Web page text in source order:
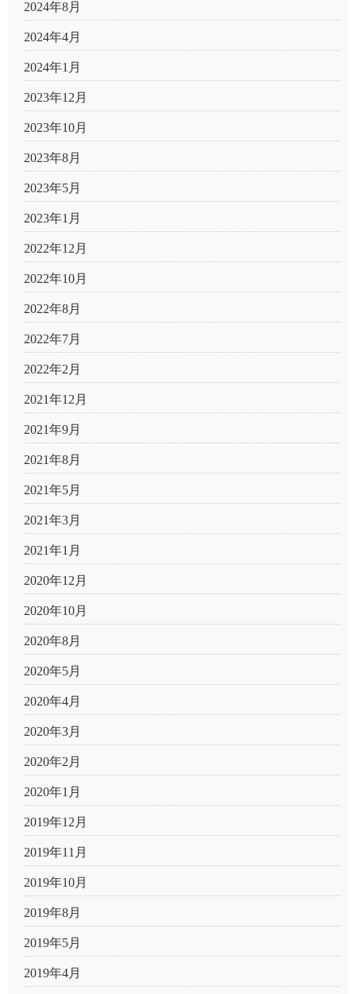
2024年8月
2024年4月
2024年1月
2023年12月
2023年10月
2023年8月
2023年5月
2023年1月
2022年12月
2022年10月
2022年8月
2022年7月
2022年2月
2021年12月
2021年9月
2021年8月
2021年5月
2021年3月
2021年1月
2020年12月
2020年10月
2020年8月
2020年5月
2020年4月
2020年3月
2020年2月
2020年1月
2019年12月
2019年11月
2019年10月
2019年8月
2019年5月
2019年4月